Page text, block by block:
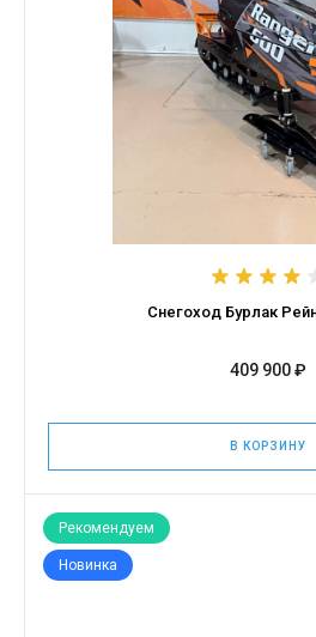
Снегоход Бурлак
409 900 ₽
В КОРЗИНУ
Рекомендуем
Новинка